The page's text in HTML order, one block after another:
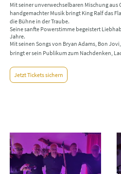
Mit seiner unverwechselbaren Mischung aus
handgemachter Musik bringt King Ralf das
die Bühne in der Traube.
Seine sanfte Powerstimme begeistert
Jahre.
Mit seinen Songs von Bryan Adams, Bon
bringt er sein Publikum zum Nachdenken,
Jetzt Tickets sichern